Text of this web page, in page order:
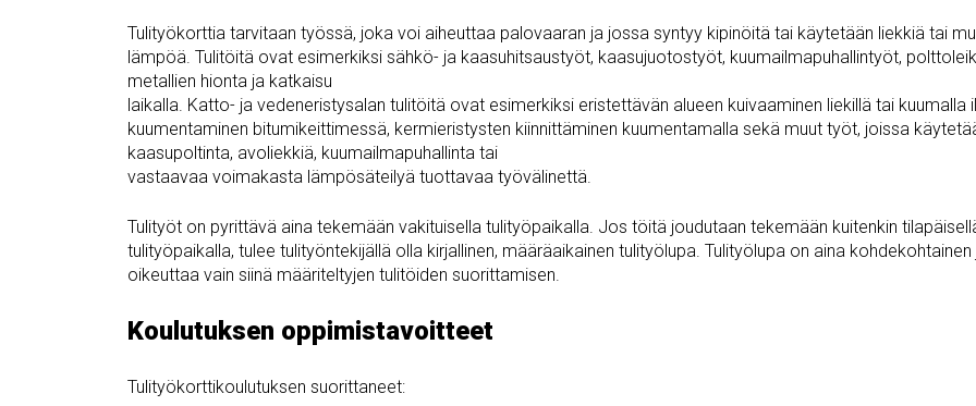
Tulityökorttia tarvitaan työssä, joka voi aiheuttaa palovaaran ja jossa syntyy kipinöitä tai käytetään liekkiä tai
lämpöä. Tulitöitä ovat esimerkiksi sähkö- ja kaasuhitsaustyöt, kaasujuotostyöt, kuumailmapuhallintyöt,
metallien hionta ja katkaisu
laikalla. Katto- ja vedeneristysalan tulitöitä ovat esimerkiksi eristettävän alueen kuivaaminen liekillä tai kuumalla
kuumentaminen bitumikeittimessä, kermieristysten kiinnittäminen kuumentamalla sekä muut työt, joissa
kaasupoltinta, avoliekkiä, kuumailmapuhallinta tai
vastaavaa voimakasta lämpösäteilyä tuottavaa työvälinettä.
Tulityöt on pyrittävä aina tekemään vakituisella tulityöpaikalla. Jos töitä joudutaan tekemään kuitenkin
tulityöpaikalla, tulee tulityöntekijällä olla kirjallinen, määräaikainen tulityölupa. Tulityölupa on aina kohdekohtainen
oikeuttaa vain siinä määriteltyjen tulitöiden suorittamisen.
Koulutuksen oppimistavoitteet
Tulityökorttikoulutuksen suorittaneet: